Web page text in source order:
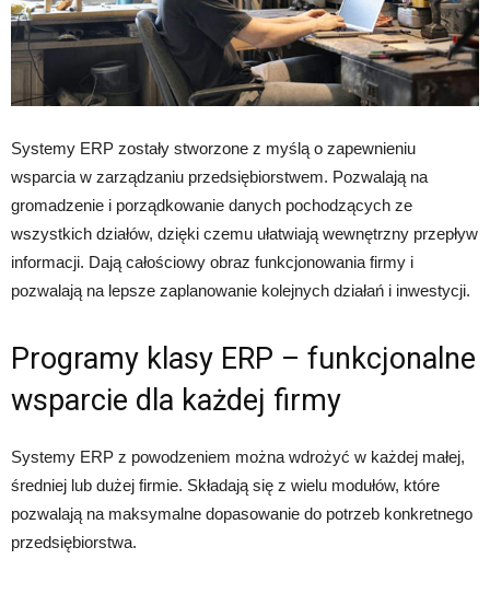
Systemy ERP zostały stworzone z myślą o zapewnieniu
wsparcia w zarządzaniu przedsiębiorstwem. Pozwalają na
gromadzenie i porządkowanie danych pochodzących ze
wszystkich działów, dzięki czemu ułatwiają wewnętrzny przepływ
informacji. Dają całościowy obraz funkcjonowania firmy i
pozwalają na lepsze zaplanowanie kolejnych działań i inwestycji.
Programy klasy ERP – funkcjonalne
wsparcie dla każdej firmy
Systemy ERP z powodzeniem można wdrożyć w każdej małej,
średniej lub dużej firmie. Składają się z wielu modułów, które
pozwalają na maksymalne dopasowanie do potrzeb konkretnego
przedsiębiorstwa.